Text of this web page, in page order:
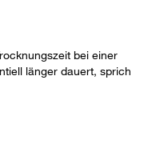
bei einer
länger dauert, sprich